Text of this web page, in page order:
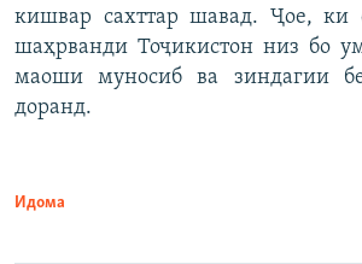
кишвар сахттар шавад. Ҷое, ки
шаҳрванди Тоҷикистон низ бо
маоши муносиб ва зиндагии
доранд.
Идома